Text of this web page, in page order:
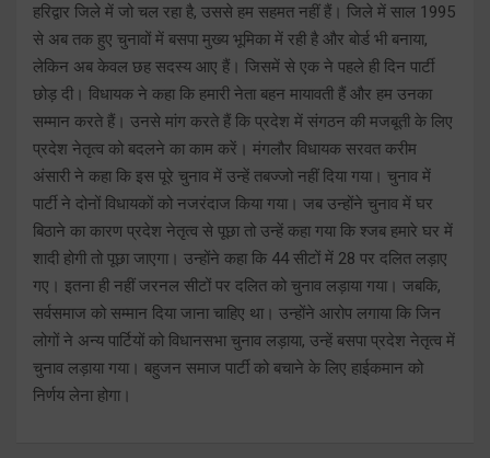
हरिद्वार जिले में जो चल रहा है, उससे हम सहमत नहीं हैं। जिले में साल 1995
से अब तक हुए चुनावों में बसपा मुख्य भूमिका में रही है और बोर्ड भी बनाया,
लेकिन अब केवल छह सदस्य आए हैं। जिसमें से एक ने पहले ही दिन पार्टी
छोड़ दी। विधायक ने कहा कि हमारी नेता बहन मायावती हैं और हम उनका
सम्मान करते हैं। उनसे मांग करते हैं कि प्रदेश में संगठन की मजबूती के लिए
प्रदेश नेतृत्व को बदलने का काम करें। मंगलौर विधायक सरवत करीम
अंसारी ने कहा कि इस पूरे चुनाव में उन्हें तबज्जो नहीं दिया गया। चुनाव में
पार्टी ने दोनों विधायकों को नजरंदाज किया गया। जब उन्होंने चुनाव में घर
बिठाने का कारण प्रदेश नेतृत्व से पूछा तो उन्हें कहा गया कि श्जब हमारे घर में
शादी होगी तो पूछा जाएगा। उन्होंने कहा कि 44 सीटों में 28 पर दलित लड़ाए
गए। इतना ही नहीं जरनल सीटों पर दलित को चुनाव लड़ाया गया। जबकि,
सर्वसमाज को सम्मान दिया जाना चाहिए था। उन्होंने आरोप लगाया कि जिन
लोगों ने अन्य पार्टियों को विधानसभा चुनाव लड़ाया, उन्हें बसपा प्रदेश नेतृत्व में
चुनाव लड़ाया गया। बहुजन समाज पार्टी को बचाने के लिए हाईकमान को
निर्णय लेना होगा।